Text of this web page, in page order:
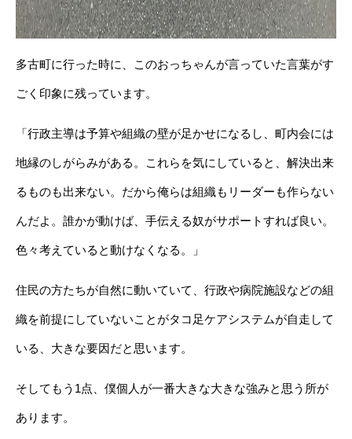
多古町に行った時に、このおっちゃんが言っていた言葉がす
ごく印象に残っています。
「行政主導は予算や組織の壁が足かせになるし、町内会には
地縁のしがらみがある。これらを気にしていると、解決出来
るものも出来ない。だから俺らは組織もリーダーも作らない
んだよ。誰かが動けば、手伝える奴がサポートすれば良い。
色々考えていると動けなくなる。」
住民の方たちが自然に動いていて、行政や病院施設などの組
織を前提にしていないことがタコ足ケアシステムが自走して
いる、大きな要因だと思います。
そしてもう1点、僕個人が一番大きな大きな強みと思う所が
あります。